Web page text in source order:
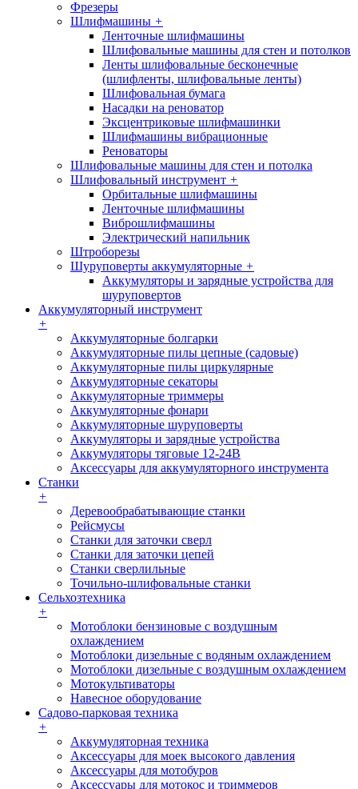
Фрезеры
Шлифмашины +
Ленточные шлифмашины
Шлифовальные машины для стен и потолков
Ленты шлифовальные бесконечные
(шлифленты, шлифовальные ленты)
Шлифовальная бумага
Насадки на реноватор
Эксцентриковые шлифмашинки
Шлифмашины вибрационные
Реноваторы
Шлифовальные машины для стен и потолка
Шлифовальный инструмент +
Орбитальные шлифмашины
Ленточные шлифмашины
Виброшлифмашины
Электрический напильник
Штроборезы
Шуруповерты аккумуляторные +
Аккумуляторы и зарядные устройства для
шуруповертов
Аккумуляторный инструмент
+
Аккумуляторные болгарки
Аккумуляторные пилы цепные (садовые)
Аккумуляторные пилы циркулярные
Аккумуляторные секаторы
Аккумуляторные триммеры
Аккумуляторные фонари
Аккумуляторные шуруповерты
Аккумуляторы и зарядные устройства
Аккумуляторы тяговые 12-24В
Аксессуары для аккумуляторного инструмента
Станки
+
Деревообрабатывающие станки
Рейсмусы
Станки для заточки сверл
Станки для заточки цепей
Станки сверлильные
Точильно-шлифовальные станки
Сельхозтехника
+
Мотоблоки бензиновые с воздушным
охлаждением
Мотоблоки дизельные с водяным охлаждением
Мотоблоки дизельные с воздушным охлаждением
Мотокультиваторы
Навесное оборудование
Садово-парковая техника
+
Аккумуляторная техника
Аксессуары для моек высокого давления
Аксессуары для мотобуров
Аксессуары для мотокос и триммеров